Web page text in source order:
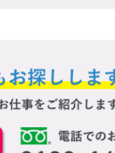
お申込みはこちらから